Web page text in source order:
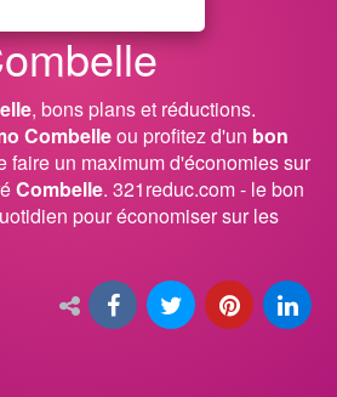
, bons plans et réductions.
Combelleou profitez d'un bon
faire un maximum d'économies sur
Combelle. 321reduc.com - le bon
pour économiser sur les